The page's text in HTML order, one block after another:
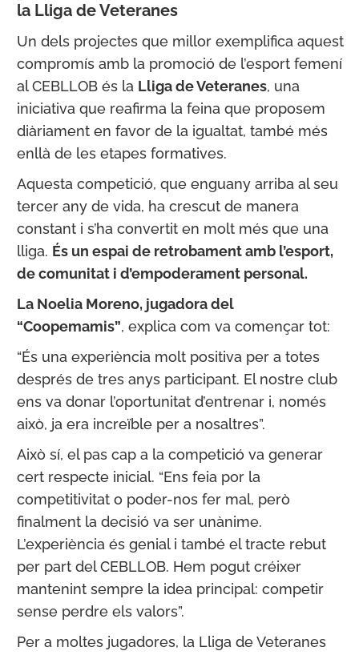
la Lliga de Veteranes
Un dels projectes que millor exemplifica aquest
compromís amb la promoció de l’esport femení
al CEBLLOB és la Lliga de Veteranes, una
iniciativa que reafirma la feina que proposem
diàriament en favor de la igualtat, també més
enllà de les etapes formatives.
Aquesta competició, que enguany arriba al seu
tercer any de vida, ha crescut de manera
constant i s’ha convertit en molt més que una
lliga. És un espai de retrobament amb l’esport,
de comunitat i d’empoderament personal.
La Noelia Moreno, jugadora del
“Coopemamis”, explica com va començar tot:
“És una experiència molt positiva per a totes
després de tres anys participant. El nostre club
ens va donar l’oportunitat d’entrenar i, només
això, ja era increïble per a nosaltres”.
Això sí, el pas cap a la competició va generar
cert respecte inicial. “Ens feia por la
competitivitat o poder-nos fer mal, però
finalment la decisió va ser unànime.
L’experiència és genial i també el tracte rebut
per part del CEBLLOB. Hem pogut créixer
mantenint sempre la idea principal: competir
sense perdre els valors”.
Per a moltes jugadores, la Lliga de Veteranes